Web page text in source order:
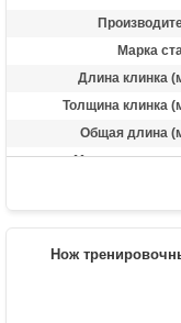
Марка
Длина клинка
Толщина клинка
Общая длина
Материал
Нож